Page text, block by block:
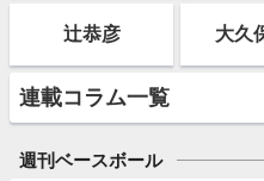
辻恭彦 大久
連載コラム一覧
週刊ベースボール